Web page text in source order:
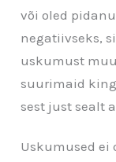
või oled
negatiivseks,
uskumust
suurimaid
sest just sealt
Uskumused ei